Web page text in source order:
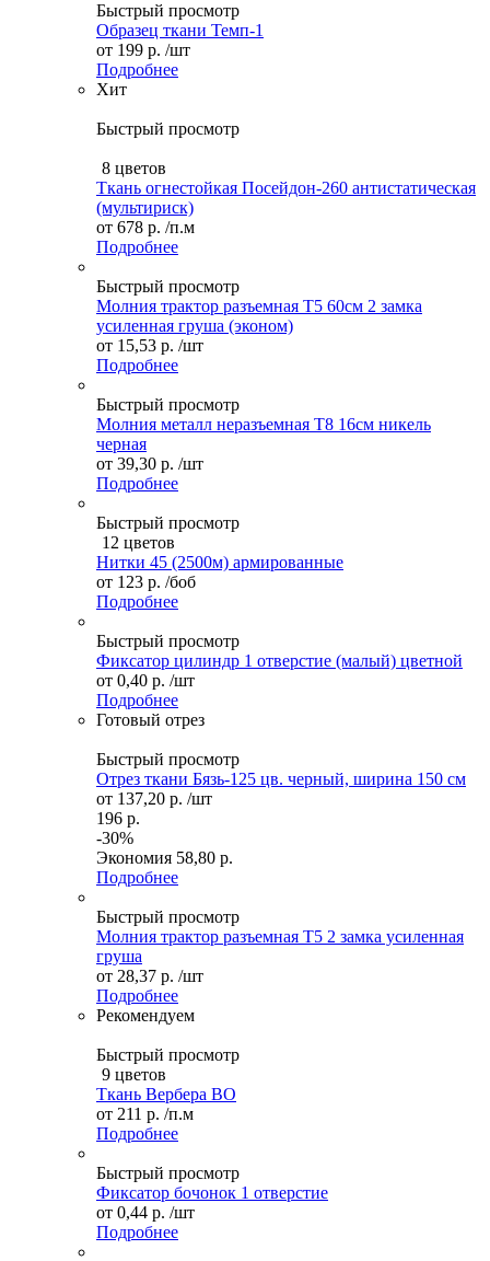
Быстрый просмотр
Образец ткани Темп-1
от 199 р. /шт
Подробнее
Хит
Быстрый просмотр
8 цветов
Ткань огнестойкая Посейдон-260 антистатическая
(мультириск)
от 678 р. /п.м
Подробнее
Быстрый просмотр
Молния трактор разъемная Т5 60см 2 замка
усиленная груша (эконом)
от 15,53 р. /шт
Подробнее
Быстрый просмотр
Молния металл неразъемная Т8 16см никель
черная
от 39,30 р. /шт
Подробнее
Быстрый просмотр
12 цветов
Нитки 45 (2500м) армированные
от 123 р. /боб
Подробнее
Быстрый просмотр
Фиксатор цилиндр 1 отверстие (малый) цветной
от 0,40 р. /шт
Подробнее
Готовый отрез
Быстрый просмотр
Отрез ткани Бязь-125 цв. черный, ширина 150 см
от 137,20 р. /шт
196 р.
-30%
Экономия 58,80 р.
Подробнее
Быстрый просмотр
Молния трактор разъемная Т5 2 замка усиленная
груша
от 28,37 р. /шт
Подробнее
Рекомендуем
Быстрый просмотр
9 цветов
Ткань Вербера ВО
от 211 р. /п.м
Подробнее
Быстрый просмотр
Фиксатор бочонок 1 отверстие
от 0,44 р. /шт
Подробнее